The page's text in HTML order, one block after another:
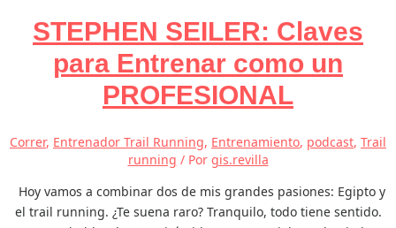
STEPHEN SEILER: Claves
para Entrenar como un
PROFESIONAL
Correr, Entrenador Trail Running, Entrenamiento, podcast, Trail
running / Por gis.revilla
Hoy vamos a combinar dos de mis grandes pasiones: Egipto y
el trail running. ¿Te suena raro? Tranquilo, todo tiene sentido.